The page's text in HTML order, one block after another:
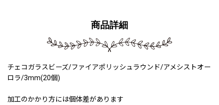
商品詳細
チェコガラスビーズ/ファイアポリッシュラウンド/アメシストオー
ロラ/3mm(20個)
加工のかかり方には個体差があります